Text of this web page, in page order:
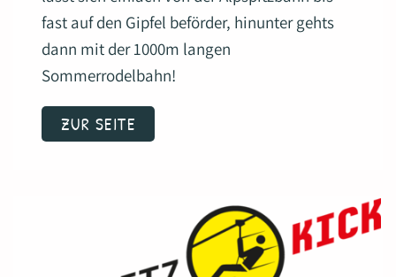
fast auf den Gipfel beförder, hinunter gehts
dann mit der 1000m langen
Sommerrodelbahn!
ZUR SEITE